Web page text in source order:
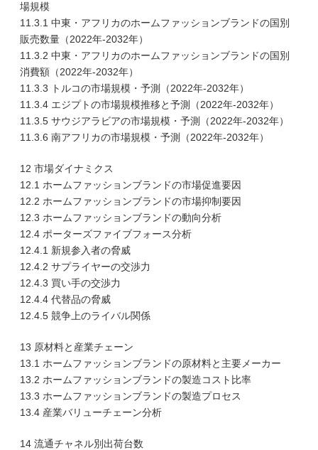
場規模
11.3.1 中東・アフリカのホームファッションブランドの国別
販売数量（2022年-2032年）
11.3.2 中東・アフリカのホームファッションブランドの国別
消費額（2022年-2032年）
11.3.3 トルコの市場規模・予測（2022年-2032年）
11.3.4 エジプトの市場規模推移と予測（2022年-2032年）
11.3.5 サウジアラビアの市場規模・予測（2022年-2032年）
11.3.6 南アフリカの市場規模・予測（2022年-2032年）
12 市場ダイナミクス
12.1 ホームファッションブランドの市場促進要因
12.2 ホームファッションブランドの市場抑制要因
12.3 ホームファッションブランドの動向分析
12.4 ポーターズファイブフォース分析
12.4.1 新規参入者の脅威
12.4.2 サプライヤーの交渉力
12.4.3 買い手の交渉力
12.4.4 代替品の脅威
12.4.5 競争上のライバル関係
13 原材料と産業チェーン
13.1 ホームファッションブランドの原材料と主要メーカー
13.2 ホームファッションブランドの製造コスト比率
13.3 ホームファッションブランドの製造プロセス
13.4 産業バリューチェーン分析
14 流通チャネル別出荷台数